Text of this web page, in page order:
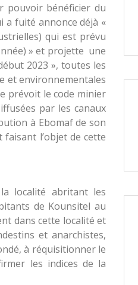
pouvoir bénéficier du
a fuité annonce déjà «
qui est prévu
» et projette une
2023 », toutes les
et environnementales
prévoit le code minier
par les canaux
à Ebomaf de son
l’objet de cette
localité abritant les
de Kounsitel au
dans cette localité et
et anarchistes,
à réquisitionner le
les indices de la